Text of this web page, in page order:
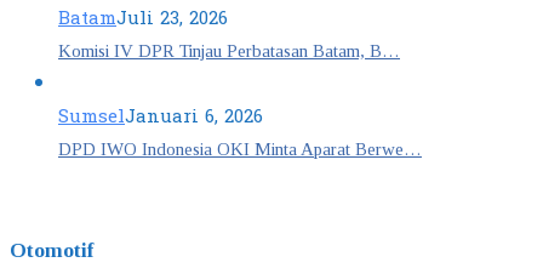
BatamJuli 23, 2026
Komisi IV DPR Tinjau Perbatasan Batam, B…
SumselJanuari 6, 2026
DPD IWO Indonesia OKI Minta Aparat Berwe…
Otomotif